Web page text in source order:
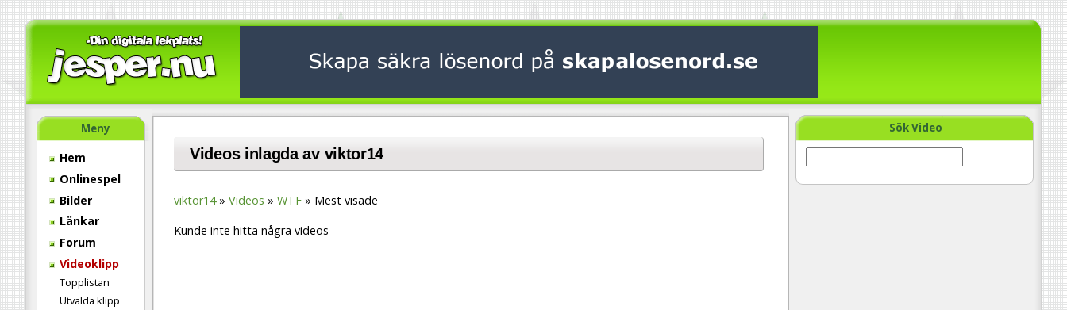
Meny
Hem
Onlinespel
Bilder
Länkar
Forum
Videoklipp
Topplistan
Utvalda klipp
Sök Video
Videos inlagda av viktor14
viktor14 Videos WTF Mest visade
Kunde inte hitta några videos